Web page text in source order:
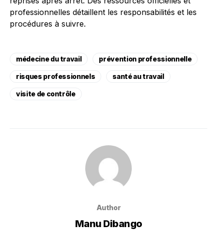
professionnelles détaillent les responsabilités et les
procédures à suivre.
médecine du travail prévention professionnelle
risques professionnels santé au travail
visite de contrôle
Author
Manu Dibango